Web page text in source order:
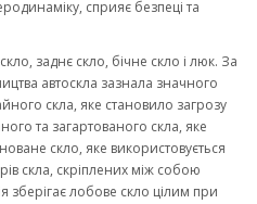
сприяє безпеці та
заднє скло, бічне скло і люк. За
автоскла зазнала значного
скла, яке становило загрозу
та загартованого скла, яке
скло, яке використовується
скла, скріплених між собою
зберігає лобове скло цілим при